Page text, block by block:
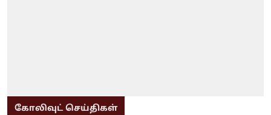
கோலிவுட் செய்திகள்